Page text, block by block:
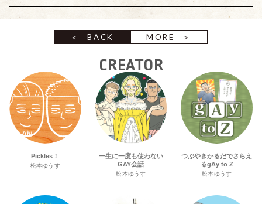
BACK MORE
CREATOR
Pickles！
松本ゆうす
一生に一度も使わない
GAY会話
松本ゆうす
つぶやきかるだでさらえ
るgAy to Z
松本ゆうす